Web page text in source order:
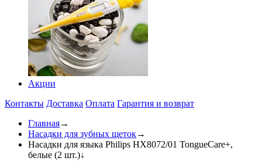
Акции
Контакты Доставка Оплата Гарантия и возврат
Главная→
Насадки для зубных щеток→
Насадки для языка Philips HX8072/01 TongueCare+,
белые (2 шт.)↓